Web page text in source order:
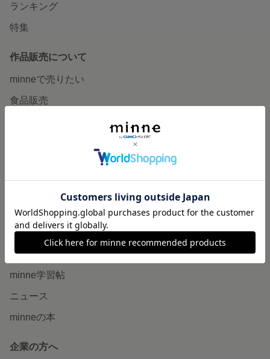
ランキング
特集
作品販売について
minneで売りたい
食品販売
minne LAB
販売支援企画・イベント
読みもの
minneとものづくりと
minne学習帖
ニュース
minneの本
企業の方へ